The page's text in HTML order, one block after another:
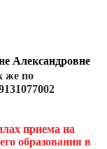
Александровне
же по
приема на
образования в